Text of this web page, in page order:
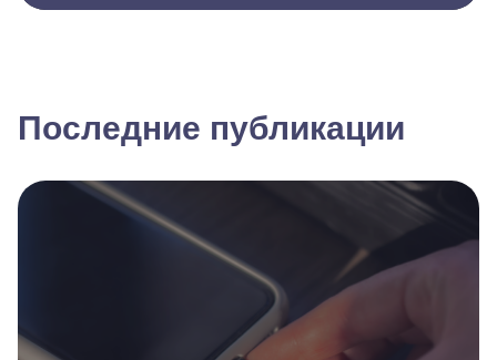
Последние публикации